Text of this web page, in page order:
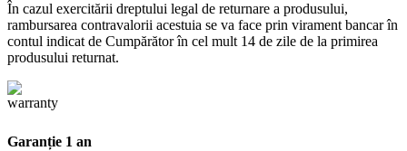
În cazul exercitării dreptului legal de returnare a produsului,
rambursarea contravalorii acestuia se va face prin virament bancar în
contul indicat de Cumpărător în cel mult 14 de zile de la primirea
produsului returnat.
Garanție 1 an